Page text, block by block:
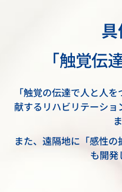
「触覚伝
「触覚の伝達で人と人
献するリハビリテーシ
また、遠隔地に「感性の
も開発